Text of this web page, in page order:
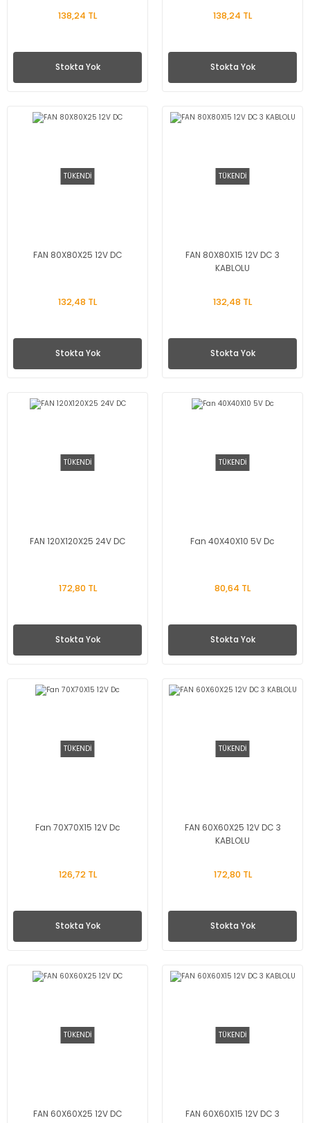
138,24 TL
Stokta Yok
138,24 TL
Stokta Yok
TÜKENDİ
FAN 80X80X25 12V DC
132,48 TL
Stokta Yok
TÜKENDİ
FAN 80X80X15 12V DC 3
KABLOLU
132,48 TL
Stokta Yok
TÜKENDİ
FAN 120X120X25 24V DC
172,80 TL
Stokta Yok
TÜKENDİ
Fan 40X40X10 5V Dc
80,64 TL
Stokta Yok
TÜKENDİ
Fan 70X70X15 12V Dc
126,72 TL
Stokta Yok
TÜKENDİ
FAN 60X60X25 12V DC 3
KABLOLU
172,80 TL
Stokta Yok
TÜKENDİ
FAN 60X60X25 12V DC
TÜKENDİ
FAN 60X60X15 12V DC 3